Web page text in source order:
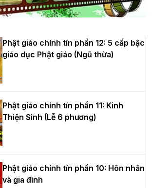
pháp mùa hè lần
ngày tu tập thứ
Phật pháp mùa
được suy cử làm tân
tỉnh Nghệ An
Phật giáo chính tín phần 12: 5 cấp bậc
giáo dục Phật giáo (Ngũ thừa)
Phật giáo chính tín phần 11: Kinh
Thiện Sinh (Lễ 6 phương)
Phật giáo chính tín phần 10: Hôn nhân
và gia đình